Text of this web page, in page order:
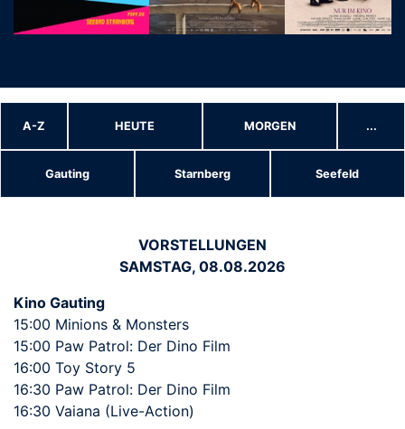
A-Z HEUTE MORGEN ...
Gauting Starnberg Seefeld
VORSTELLUNGEN
SAMSTAG, 08.08.2026
Kino Gauting
15:00 Minions & Monsters
15:00 Paw Patrol: Der Dino Film
16:00 Toy Story 5
16:30 Paw Patrol: Der Dino Film
16:30 Vaiana (Live-Action)